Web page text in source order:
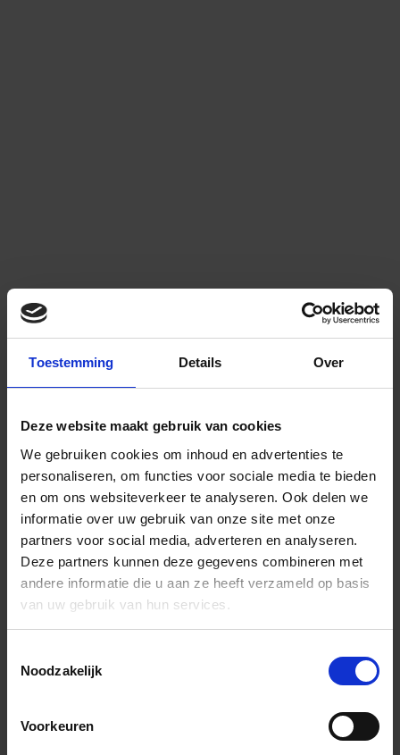
Toestemming Details Over
Deze website maakt gebruik van cookies
We gebruiken cookies om inhoud en advertenties te
personaliseren, om functies voor sociale media te bieden
en om ons websiteverkeer te analyseren. Ook delen we
informatie over uw gebruik van onze site met onze
partners voor social media, adverteren en analyseren.
Deze partners kunnen deze gegevens combineren met
andere informatie die u aan ze heeft verzameld op basis
van uw gebruik van hun services.
Noodzakelijk
Voorkeuren